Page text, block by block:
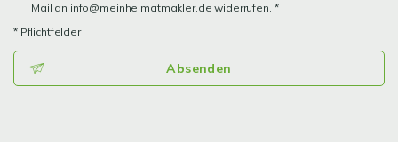
Mail an info@meinheimatmakler.de widerrufen. *
* Pflichtfelder
Absenden